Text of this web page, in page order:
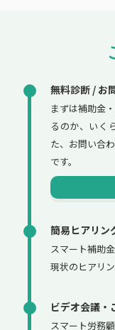
無料診断 / お
まずは補助金
るのか、いく
た、お問い合
です。
簡易ヒアリン
スマート補助
現状のヒアリン
ビデオ会議・
スマート労務